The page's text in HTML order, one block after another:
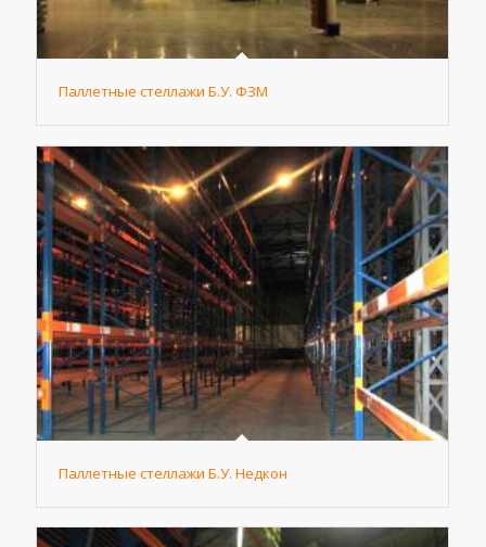
Паллетные стеллажи Б.У. ФЗМ
Паллетные стеллажи Б.У. Недкон